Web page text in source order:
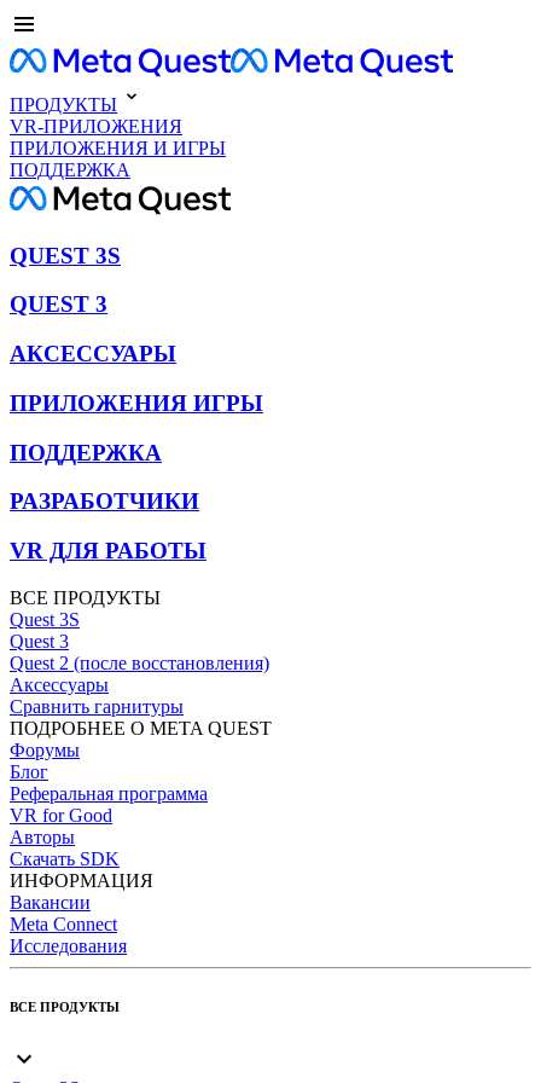
ПРОДУКТЫ
VR-ПРИЛОЖЕНИЯ
ПРИЛОЖЕНИЯ И ИГРЫ
ПОДДЕРЖКА
QUEST 3S
QUEST 3
АКСЕССУАРЫ
ПРИЛОЖЕНИЯ ИГРЫ
ПОДДЕРЖКА
РАЗРАБОТЧИКИ
VR ДЛЯ РАБОТЫ
ВСЕ ПРОДУКТЫ
Quest 3S
Quest 3
Quest 2 (после восстановления)
Аксессуары
Сравнить гарнитуры
ПОДРОБНЕЕ О META QUEST
Форумы
Блог
Реферальная программа
VR for Good
Авторы
Скачать SDK
ИНФОРМАЦИЯ
Вакансии
Meta Connect
Исследования
ВСЕ ПРОДУКТЫ